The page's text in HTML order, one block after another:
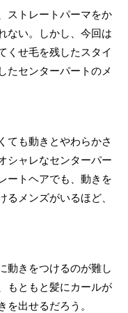
ストレートパーマをか
ない。しかし、今回は
くせ毛を残したスタイ
たセンターパートのメ
ても動きとやわらかさ
シャレなセンターパー
ートヘアでも、動きを
メンズがいるほど、
動きをつけるのが難し
もともと髪にカールが
出せるだろう。